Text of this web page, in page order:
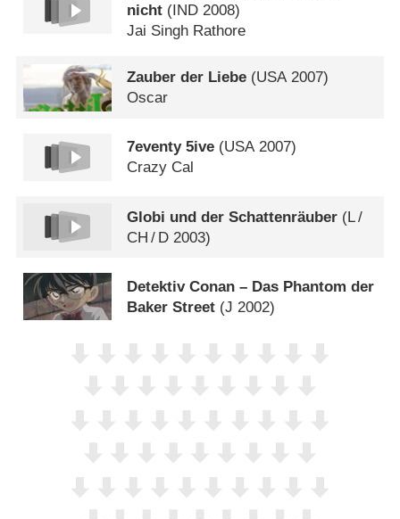
nicht ( IND 2008)
Jai Singh Rathore
Zauber der Liebe (USA2007)
Oscar
7eventy 5ive (USA2007)
Crazy Cal
Globi und der Schattenräuber (L/
CH / D 2003)
Detektiv Conan – Das Phantom der
Baker Street (J 2002)